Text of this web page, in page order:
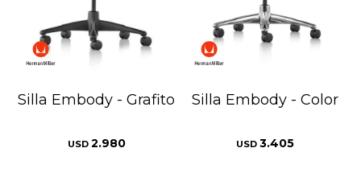
Silla Embody - Grafito
USD 2.980
Silla Embody - Color
USD 3.405